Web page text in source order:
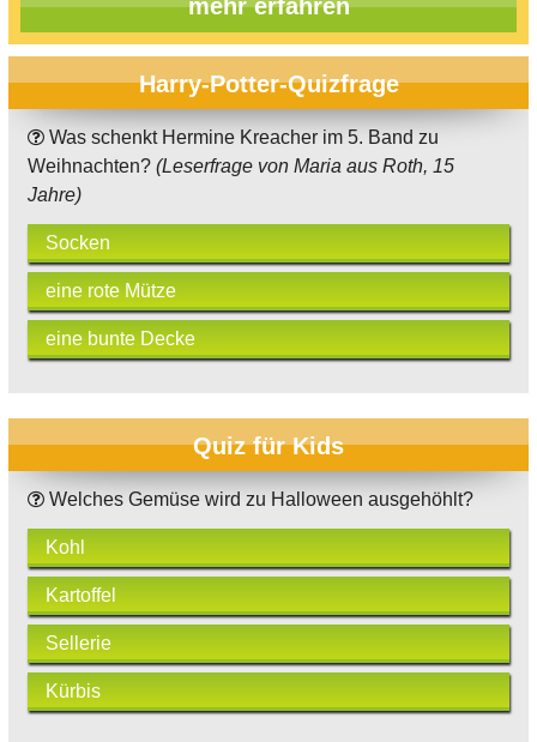
mehr erfahren
Harry-Potter-Quizfrage
Was schenkt Hermine Kreacher im 5. Band zu
Weihnachten? (Leserfrage von Maria aus Roth, 15
Jahre)
Socken
eine rote Mütze
eine bunte Decke
Quiz für Kids
Welches Gemüse wird zu Halloween ausgehöhlt?
Kohl
Kartoffel
Sellerie
Kürbis